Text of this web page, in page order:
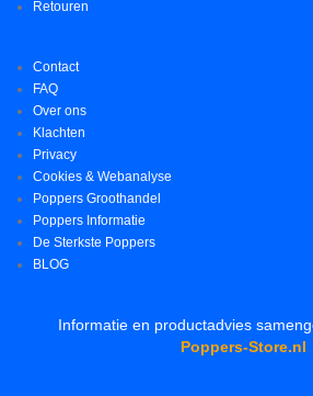
Retouren
Contact
FAQ
Over ons
Klachten
Privacy
Cookies & Webanalyse
Poppers Groothandel
Poppers Informatie
De Sterkste Poppers
BLOG
Informatie en productadvies
Poppers-Store.nl